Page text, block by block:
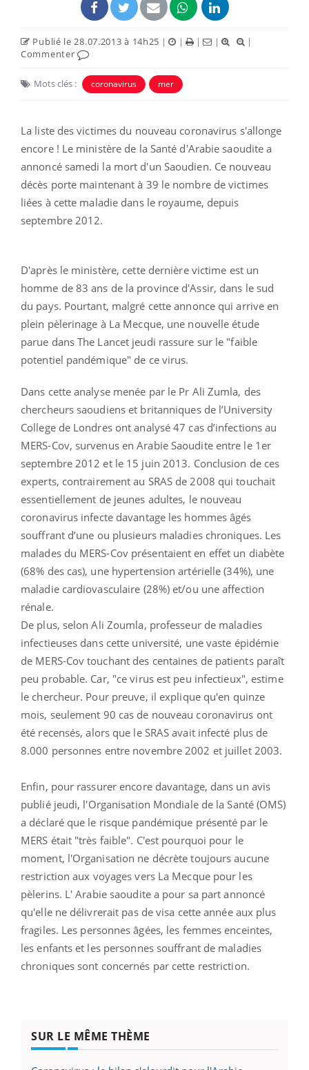
Publié le 28.07.2013 à 14h25 | | | |
|
Commenter
Mots clés : coronavirus mer
La liste des victimes du nouveau coronavirus s'allonge
encore ! Le ministère de la Santé d'Arabie saoudite a
annoncé samedi la mort d'un Saoudien. Ce nouveau
décès porte maintenant à 39 le nombre de victimes
liées à cette maladie dans le royaume, depuis
septembre 2012.
D'après le ministère, cette dernière victime est un
homme de 83 ans de la province d'Assir, dans le sud
du pays. Pourtant, malgré cette annonce qui arrive en
plein pèlerinage à La Mecque, une nouvelle étude
parue dans The Lancet jeudi rassure sur le "faible
potentiel pandémique" de ce virus.
Dans cette analyse menée par le Pr Ali Zumla, des
chercheurs saoudiens et britanniques de l’University
College de Londres ont analysé 47 cas d’infections au
MERS-Cov, survenus en Arabie Saoudite entre le 1er
septembre 2012 et le 15 juin 2013. Conclusion de ces
experts, contrairement au SRAS de 2008 qui touchait
essentiellement de jeunes adultes, le nouveau
coronavirus infecte davantage les hommes âgés
souffrant d’une ou plusieurs maladies chroniques. Les
malades du MERS-Cov présentaient en effet un diabète
(68% des cas), une hypertension artérielle (34%), une
maladie cardiovasculaire (28%) et/ou une affection
rénale.
De plus, selon Ali Zoumla, professeur de maladies
infectieuses dans cette université, une vaste épidémie
de MERS-Cov touchant des centaines de patients paraît
peu probable. Car, "ce virus est peu infectieux", estime
le chercheur. Pour preuve, il explique qu'en quinze
mois, seulement 90 cas de nouveau coronavirus ont
été recensés, alors que le SRAS avait infecté plus de
8.000 personnes entre novembre 2002 et juillet 2003.
Enfin, pour rassurer encore davantage, dans un avis
publié jeudi, l'Organisation Mondiale de la Santé (OMS)
a déclaré que le risque pandémique présenté par le
MERS était "très faible". C'est pourquoi pour le
moment, l'Organisation ne décrète toujours aucune
restriction aux voyages vers La Mecque pour les
pèlerins. L' Arabie saoudite a pour sa part annoncé
qu'elle ne délivrerait pas de visa cette année aux plus
fragiles. Les personnes âgées, les femmes enceintes,
les enfants et les personnes souffrant de maladies
chroniques sont concernés par cette restriction.
SUR LE MÊME THÈME